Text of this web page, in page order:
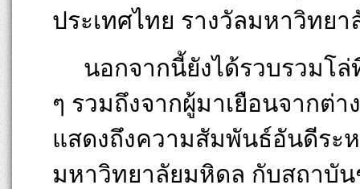
ประเทศไทย รางวัลมหาวิทย
นอกจากนี้ยังได้รวบรวมโ
ๆ รวมถึงจากผู้มาเยือนจากต่
แสดงถึงความสัมพันธ์อันดีระ
มหาวิทยาลัยมหิดล กับสถาบัน